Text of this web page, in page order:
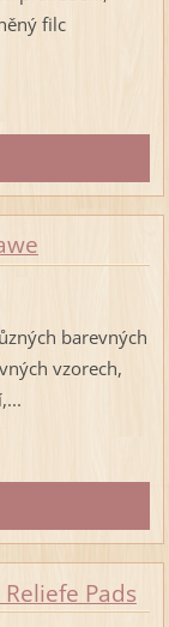
filc
barevných
vzorech,
Pads